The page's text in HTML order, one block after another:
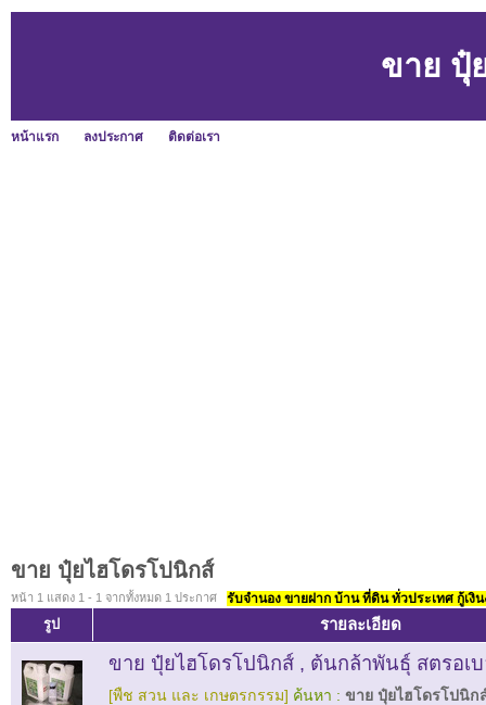
ขาย ปุ๋
หน้าแรก ลงประกาศ ติดต่อเรา
ขาย ปุ๋ยไฮโดรโปนิกส์
หน้า 1 แสดง 1 - 1 จากทั้งหมด 1 ประกาศ รับจำนอง ขายฝาก บ้าน ที่ดิน ทั่วประเทศ กู้เงิ
รูป รายละเอียด
ขาย ปุ๋ยไฮโดรโปนิกส์ , ต้นกล้าพันธุ์ สตรอเ
[พืช สวน และ เกษตรกรรม] ค้นหา : ขาย ปุ๋ยไฮโดรโปนิก